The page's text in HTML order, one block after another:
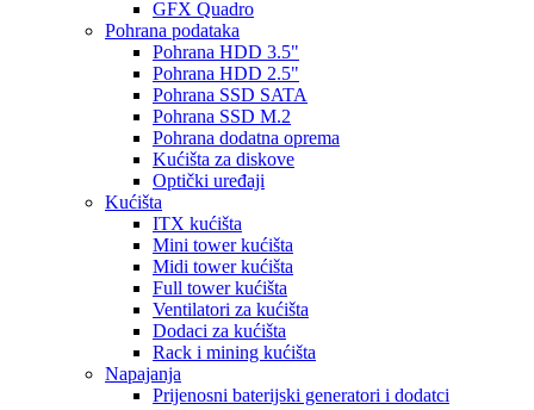
GFX Quadro
Pohrana podataka
Pohrana HDD 3.5"
Pohrana HDD 2.5"
Pohrana SSD SATA
Pohrana SSD M.2
Pohrana dodatna oprema
Kućišta za diskove
Optički uređaji
Kućišta
ITX kućišta
Mini tower kućišta
Midi tower kućišta
Full tower kućišta
Ventilatori za kućišta
Dodaci za kućišta
Rack i mining kućišta
Napajanja
Prijenosni baterijski generatori i dodatci